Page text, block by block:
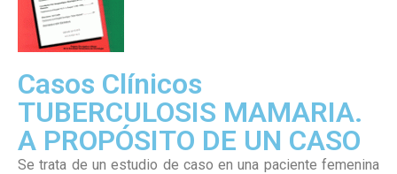
Casos Clínicos
TUBERCULOSIS MAMARIA.
A PROPÓSITO DE UN CASO
Se trata de un estudio de caso en una paciente femenina